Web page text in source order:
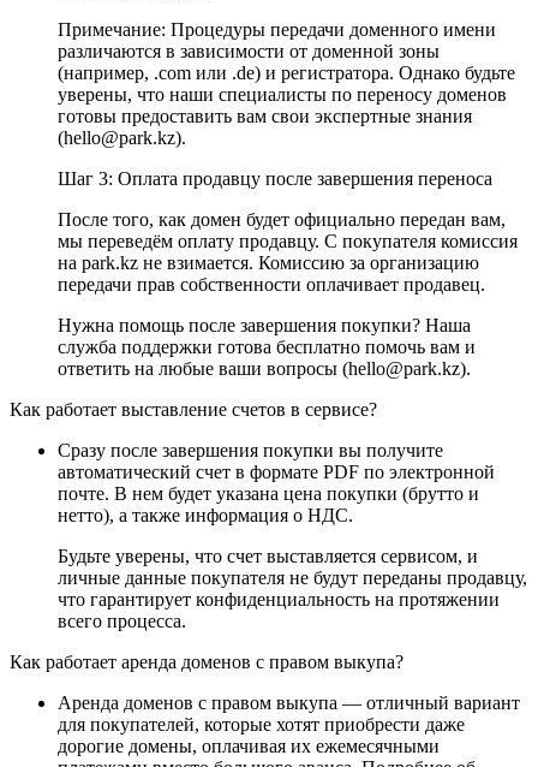
Примечание: Процедуры передачи доменного имени
различаются в зависимости от доменной зоны
(например, .com или .de) и регистратора. Однако будьте
уверены, что наши специалисты по переносу доменов
готовы предоставить вам свои экспертные знания
(hello@park.kz).
Шаг 3: Оплата продавцу после завершения переноса
После того, как домен будет официально передан вам,
мы переведём оплату продавцу. С покупателя комиссия
на park.kz не взимается. Комиссию за организацию
передачи прав собственности оплачивает продавец.
Нужна помощь после завершения покупки? Наша
служба поддержки готова бесплатно помочь вам и
ответить на любые ваши вопросы (hello@park.kz).
Как работает выставление счетов в сервисе?
Сразу после завершения покупки вы получите
автоматический счет в формате PDF по электронной
почте. В нем будет указана цена покупки (брутто и
нетто), а также информация о НДС.
Будьте уверены, что счет выставляется сервисом, и
личные данные покупателя не будут переданы продавцу,
что гарантирует конфиденциальность на протяжении
всего процесса.
Как работает аренда доменов с правом выкупа?
Аренда доменов с правом выкупа — отличный вариант
для покупателей, которые хотят приобрести даже
дорогие домены, оплачивая их ежемесячными